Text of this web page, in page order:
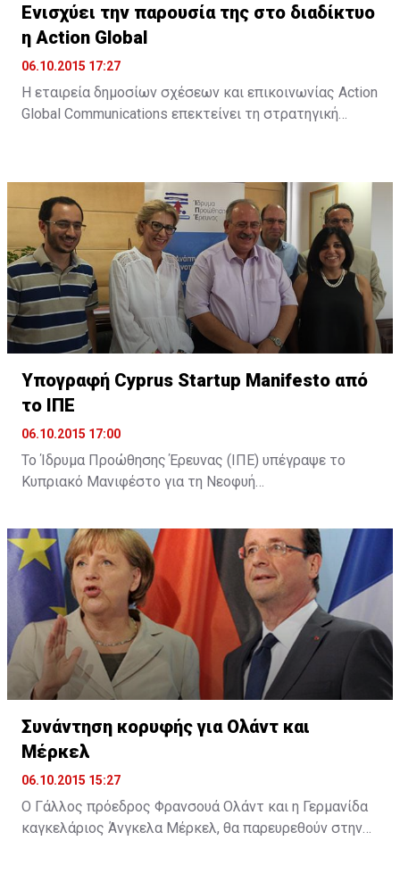
Ενισχύει την παρουσία της στο διαδίκτυο
η Action Global
06.10.2015 17:27
Η εταιρεία δημοσίων σχέσεων και επικοινωνίας Action
Global Communications επεκτείνει τη στρατηγική
ανακοίνωση, "στο σημερινό ταχέως μεταβαλλόμενο
διαδικτυακό περιβάλλον, η Action Digital και η Action
Global Communications θα είναι σε θέση να
προσφέρουν πλήρως ολοκληρωμένες και ...
Υπογραφή Cyprus Startup Manifesto από
το ΙΠΕ
06.10.2015 17:00
Το Ίδρυμα Προώθησης Έρευνας (ΙΠΕ) υπέγραψε το
Κυπριακό Μανιφέστο για τη Νεοφυή
αναφέρει σχετική ανακοίνωση, με την υπογραφή του
Μανιφέστου το ΙΠΕ επιβεβαίωσε τη στήριξή του για
τη θέσπιση ενός πλαισίου για την υποστήριξη της
ίδρυσης και λειτουργίας νέων καινοτόμων
επιχειρήσεων στην Κύπρο, καθώς και τη βελτίωση του
επιχειρηματικού οικοσυστήματος.
Συνάντηση κορυφής για Ολάντ και
Μέρκελ
06.10.2015 15:27
Ο Γάλλος πρόεδρος Φρανσουά Ολάντ και η Γερμανίδα
καγκελάριος Άνγκελα Μέρκελ, θα παρευρεθούν στην